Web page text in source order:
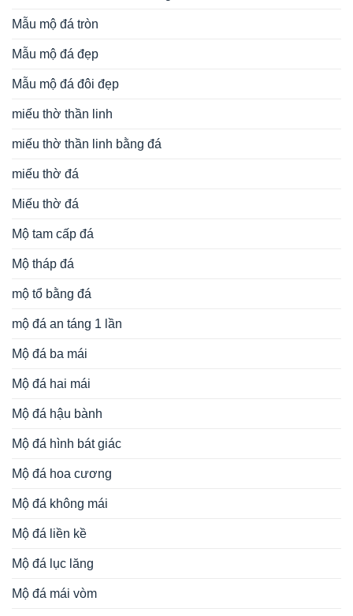
Mẫu mộ đá tròn
Mẫu mộ đá đẹp
Mẫu mộ đá đôi đẹp
miếu thờ thần linh
miếu thờ thần linh bằng đá
miếu thờ đá
Miếu thờ đá
Mộ tam cấp đá
Mộ tháp đá
mộ tổ bằng đá
mộ đá an táng 1 lần
Mộ đá ba mái
Mộ đá hai mái
Mộ đá hậu bành
Mộ đá hình bát giác
Mộ đá hoa cương
Mộ đá không mái
Mộ đá liền kề
Mộ đá lục lăng
Mộ đá mái vòm